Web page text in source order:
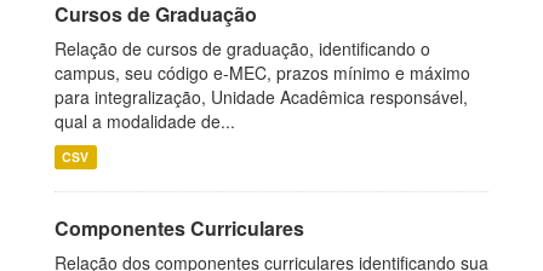
Cursos de Graduação
Relação de cursos de graduação, identificando o
campus, seu código e-MEC, prazos mínimo e máximo
para integralização, Unidade Acadêmica responsável,
qual a modalidade de...
CSV
Componentes Curriculares
Relação dos componentes curriculares identificando sua